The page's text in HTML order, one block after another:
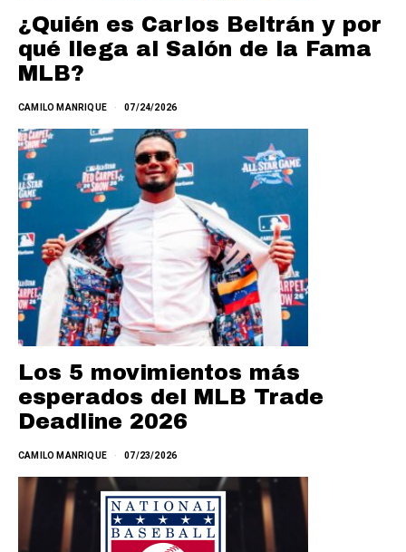
¿Quién es Carlos Beltrán y por
qué llega al Salón de la Fama
MLB?
CAMILO MANRIQUE 07/24/2026
Los 5 movimientos más
esperados del MLB Trade
Deadline 2026
CAMILO MANRIQUE 07/23/2026